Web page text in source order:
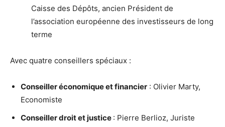
Caisse des Dépôts, ancien Président de
l’association européenne des investisseurs de long
terme
Avec quatre conseillers spéciaux :
Conseiller économique et financier : Olivier Marty,
Economiste
Conseiller droit et justice : Pierre Berlioz, Juriste